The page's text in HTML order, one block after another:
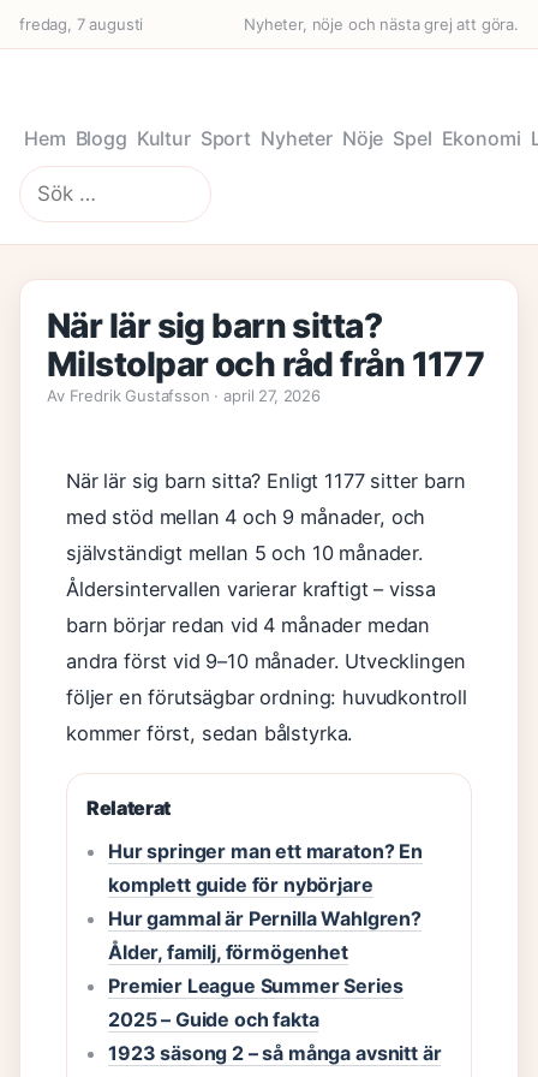
fredag, 7 augusti Nyheter, nöje och nästa grej att göra.
Hem Blogg Kultur Sport Nyheter Nöje Spel Ekonomi
Sök
efter:
När lär sig barn sitta?
Milstolpar och råd från 1177
Av Fredrik Gustafsson · april 27, 2026
När lär sig barn sitta? Enligt 1177 sitter barn
med stöd mellan 4 och 9 månader, och
självständigt mellan 5 och 10 månader.
Åldersintervallen varierar kraftigt – vissa
barn börjar redan vid 4 månader medan
andra först vid 9–10 månader. Utvecklingen
följer en förutsägbar ordning: huvudkontroll
kommer först, sedan bålstyrka.
Relaterat
Hur springer man ett maraton? En
komplett guide för nybörjare
Hur gammal är Pernilla Wahlgren?
Ålder, familj, förmögenhet
Premier League Summer Series
2025 – Guide och fakta
1923 säsong 2 – så många avsnitt är